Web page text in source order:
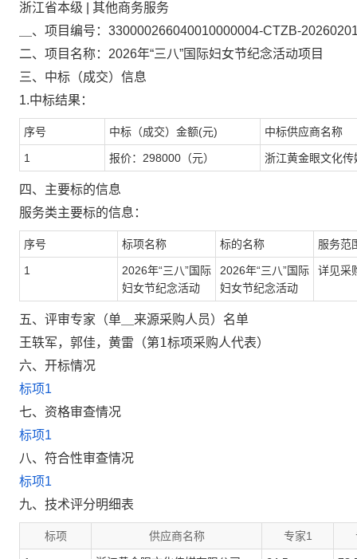
浙江省本级 | 其他商务服务
＿、项目编号： 330000266040010000004-CTZB-
二、项目名称： 2026年“三八”国际妇女节纪念活动项目
三、中标（成交）信息
1.中标结果：
序号 中标（成交）金额(元) 中标供应商名称
1 报价：298000（元） 浙江黄金眼文化传
四、主要标的信息
服务类主要标的信息：
序号 标项名称 标的名称 服务范
1
2026年“三八”国际
妇女节纪念活动
2026年“三八”国际
妇女节纪念活动
详见采
五、评审专家（单＿来源采购人员）名单
王轶军，郭佳，黄雷（第1标项采购人代表）
六、开标情况
标项1
七、资格审查情况
标项1
八、符合性审查情况
标项1
九、技术评分明细表
标项 供应商名称 专家1